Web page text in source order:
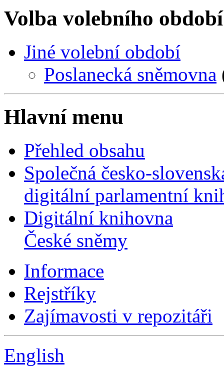
Volba volebního období
Jiné volební období
Poslanecká sněmovna
Hlavní menu
Přehled obsahu
Společná česko-
digitální parlamentní
Digitální knihovna
České sněmy
Informace
Rejstříky
Zajímavosti v repozitáři
English